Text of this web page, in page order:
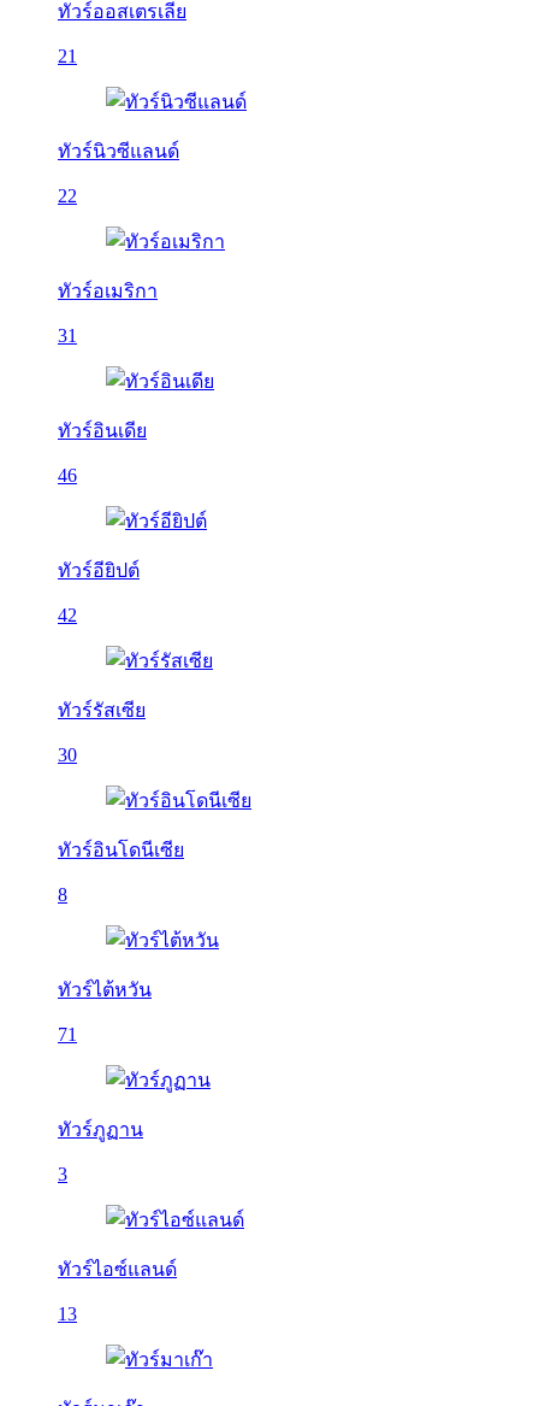
ทัวร์ออสเตรเลีย
21
ทัวร์นิวซีแลนด์
22
ทัวร์อเมริกา
31
ทัวร์อินเดีย
46
ทัวร์อียิปต์
42
ทัวร์รัสเซีย
30
ทัวร์อินโดนีเซีย
8
ทัวร์ไต้หวัน
71
ทัวร์ภูฏาน
3
ทัวร์ไอซ์แลนด์
13